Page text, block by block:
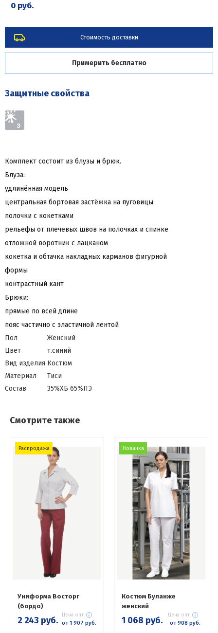
0 руб.
Стоимость доставки
Примерить бесплатно
Защитные свойства
Комплект состоит из блузы и брюк.
Блуза:
удлинённая модель
центральная бортовая застёжка на пуговицы
полочки с кокетками
рельефы от плечевых швов на полочках и спинке
отложной воротник с лацканом
кокетка и обтачка накладных карманов фигурной
формы
контрастный кант
Брюки:
прямые по всей длине
пояс частично с эластичной лентой
Пол
Женский
Цвет
т.синий
Вид изделия Костюм
Материал
Тиси
Состав
35%ХБ 65%ПЭ
Смотрите также
Распродажа
Униформа Восторг
(бордо)
2 243 руб. Цена опт:
от 1 907 руб.
Новинка
Костюм Буланже
женский
1 068 руб. Цена опт:
от 908 руб.